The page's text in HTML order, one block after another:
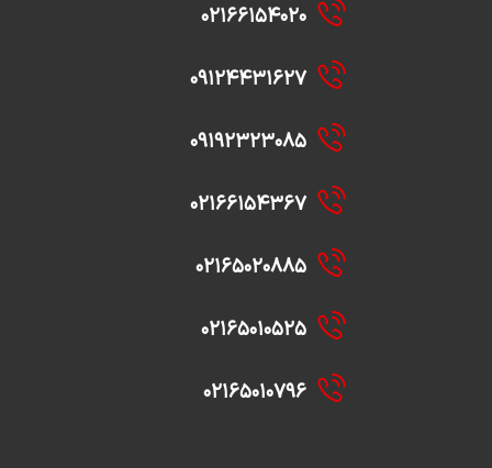
۰۲۱۶۶۱۵۴۰۲۰
۰۹۱۲۴۴۳۱۶۲۷
۰۹۱۹۲۳۲۳۰۸۵
۰۲۱۶۶۱۵۴۳۶۷
۰۲۱۶۵۰۲۰۸۸۵
۰۲۱۶۵۰۱۰۵۲۵
۰۲۱۶۵۰۱۰۷۹۶